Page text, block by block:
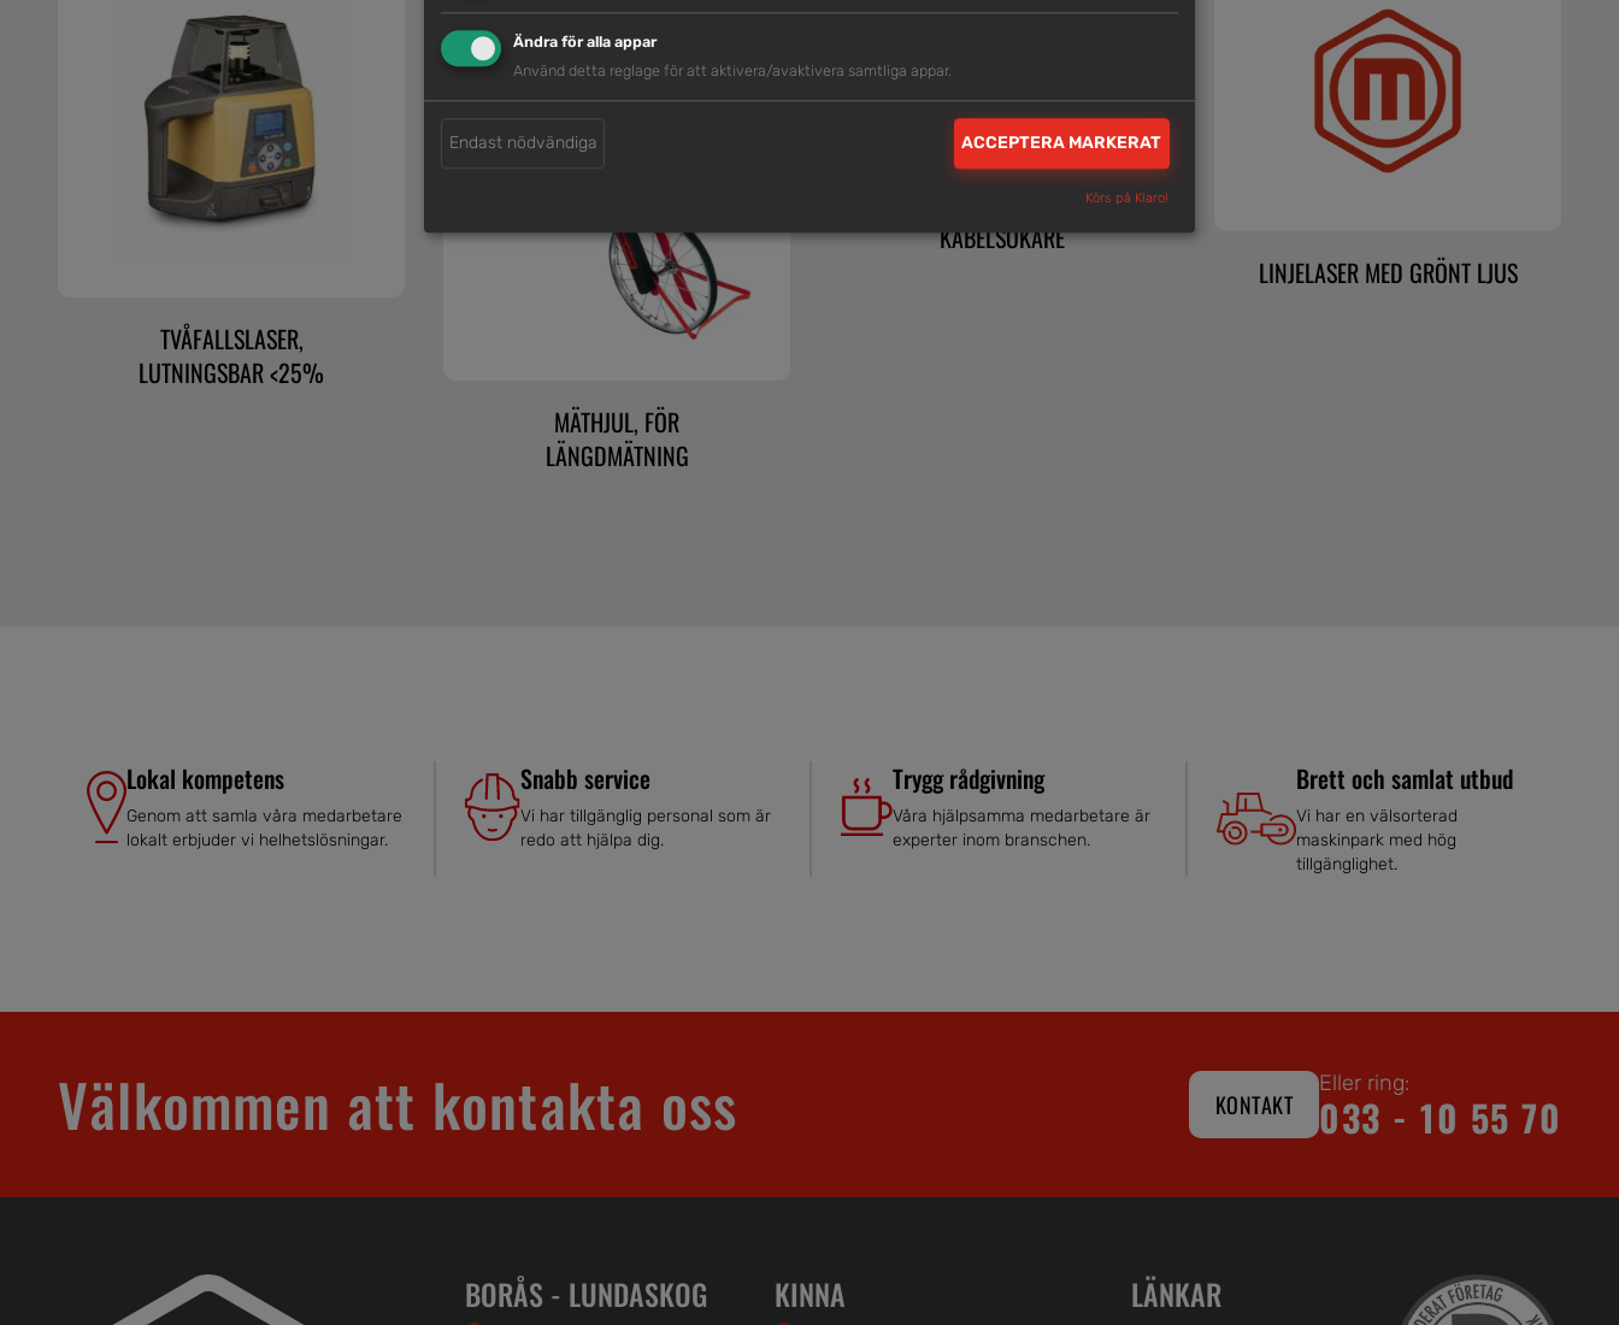
TVÅFALLSLASER,
LUTNINGSBAR <25%
MÄTHJUL, FÖR
LÄNGDMÄTNING
KABELSÖKARE
LINJELASER MED GRÖNT LJUS
Lokal kompetens
Genom att samla våra medarbetare
lokalt erbjuder vi helhetslösningar.
Snabb service
Vi har tillgänglig personal som är
redo att hjälpa dig.
Trygg rådgivning
Våra hjälpsamma medarbetare är
experter inom branschen.
Brett och samlat utbud
Vi har en välsorterad
maskinpark med hög
tillgänglighet.
Välkommen att kontakta oss KONTAKT
Eller ring:
033 - 10 55 70
BORÅS - LUNDASKOG KINNA LÄNKAR
Ändra för alla appar
Använd detta reglage för att aktivera/avaktivera samtliga appar.
Endast nödvändiga ACCEPTERA MARKERAT
Körs på Klaro!